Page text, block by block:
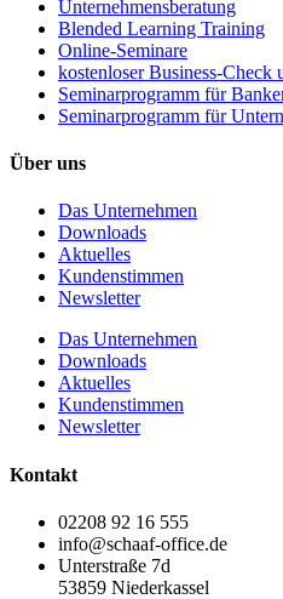
Unternehmens­beratung
Blended Learning Training
Online-Seminare
kostenloser Business-Check
Seminarprogramm für
Seminarprogramm für
Über uns
Das Unternehmen
Downloads
Aktuelles
Kundenstimmen
Newsletter
Das Unternehmen
Downloads
Aktuelles
Kundenstimmen
Newsletter
Kontakt
02208 92 16 555
info@schaaf-office.de
Unterstraße 7d
53859 Niederkassel